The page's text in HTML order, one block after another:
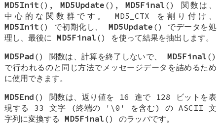
MD5Init (), MD5Update (),MD5Final () 関数は、
中心的な関数群です。MD5_CTX を割り付け、
MD5Init () で初期化し、 MD5Update () でデータを処
理し、最後にMD5Final () を使って結果を抽出します。
MD5Pad () 関数は、計算を終了しないで、 MD5Final ()
で行われるのと同じ方法でメッセージデータを詰めるため
に使用できます。
MD5End () 関数は、返り値を 16 進で 128 ビットを表
現する 33 文字 (終端の '\0' を含む) の ASCII 文
字列に変換するMD5Final () のラッパです。